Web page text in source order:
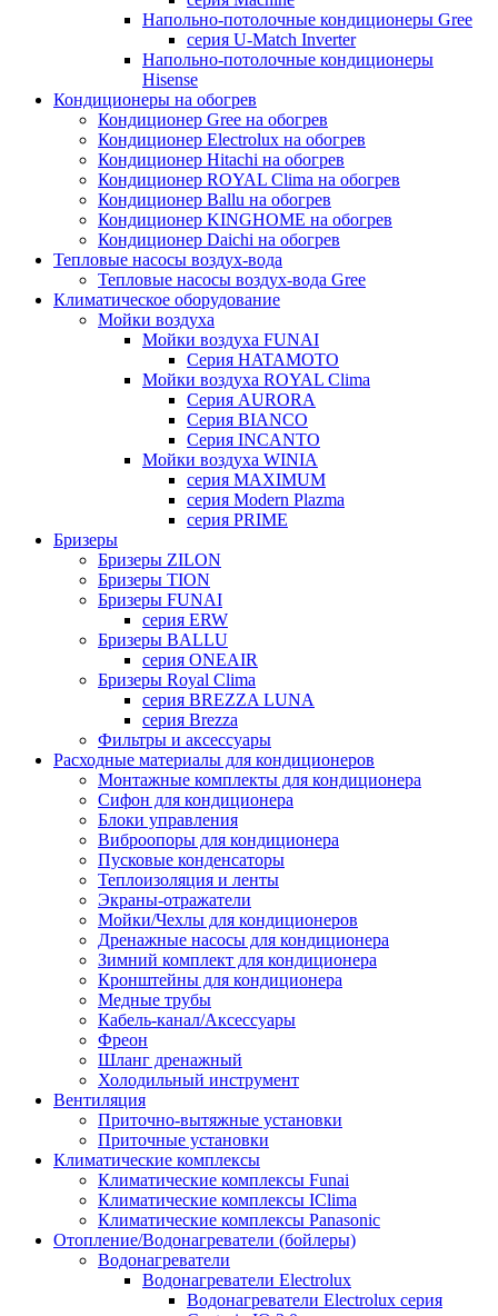
Напольно-потолочные кондиционеры Gree
серия U-Match Inverter
Напольно-потолочные кондиционеры
Hisense
Кондиционеры на обогрев
Кондиционер Gree на обогрев
Кондиционер Electrolux на обогрев
Кондиционер Hitachi на обогрев
Кондиционер ROYAL Clima на обогрев
Кондиционер Ballu на обогрев
Кондиционер KINGHOME на обогрев
Кондиционер Daichi на обогрев
Тепловые насосы воздух-вода
Тепловые насосы воздух-вода Gree
Климатическое оборудование
Мойки воздуха
Мойки воздуха FUNAI
Серия HATAMOTO
Мойки воздуха ROYAL Clima
Серия AURORA
Серия BIANCO
Серия INCANTO
Мойки воздуха WINIA
серия MAXIMUM
серия Modern Plazma
серия PRIME
Бризеры
Бризеры ZILON
Бризеры TION
Бризеры FUNAI
серия ERW
Бризеры BALLU
серия ONEAIR
Бризеры Royal Clima
серия BREZZA LUNA
серия Brezza
Фильтры и аксессуары
Расходные материалы для кондиционеров
Монтажные комплекты для кондиционера
Сифон для кондиционера
Блоки управления
Виброопоры для кондиционера
Пусковые конденсаторы
Теплоизоляция и ленты
Экраны-отражатели
Мойки/Чехлы для кондиционеров
Дренажные насосы для кондиционера
Зимний комплект для кондиционера
Кронштейны для кондиционера
Медные трубы
Кабель-канал/Аксессуары
Фреон
Шланг дренажный
Холодильный инструмент
Вентиляция
Приточно-вытяжные установки
Приточные установки
Климатические комплексы
Климатические комплексы Funai
Климатические комплексы IClima
Климатические комплексы Panasonic
Отопление/Водонагреватели (бойлеры)
Водонагреватели
Водонагреватели Electrolux
Водонагреватели Electrolux серия